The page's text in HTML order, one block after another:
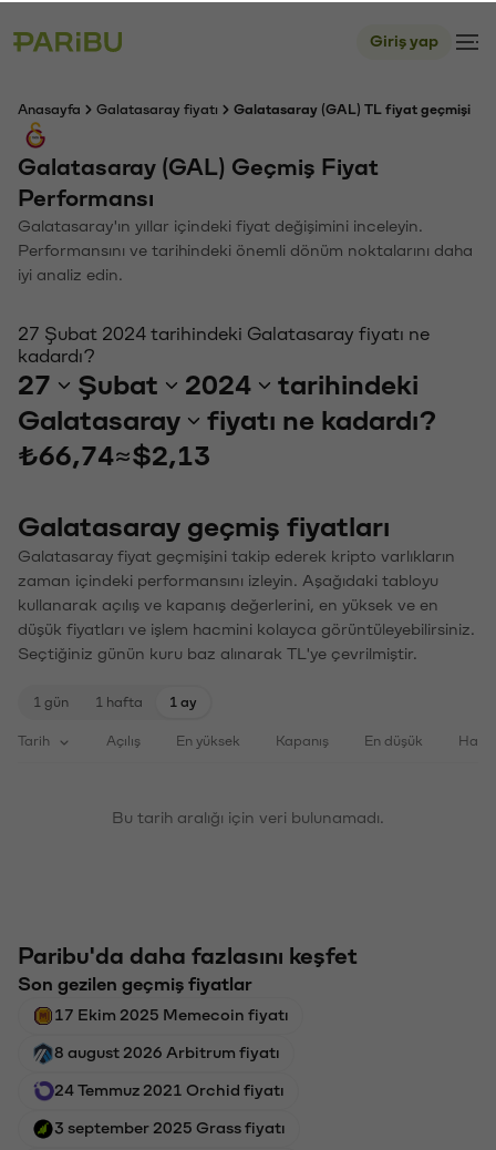
Giriş yap
Anasayfa Galatasaray fiyatı Galatasaray (GAL) TL fiyat geçmişi
Galatasaray (GAL) Geçmiş Fiyat
Performansı
Galatasaray'ın yıllar içindeki fiyat değişimini inceleyin.
Performansını ve tarihindeki önemli dönüm noktalarını daha
iyi analiz edin.
27 Şubat 2024 tarihindeki Galatasaray fiyatı ne
kadardı?
27 Şubat 2024
tarihindeki
Galatasaray
fiyatı ne kadardı?
₺66,74≈$2,13
Galatasaray geçmiş fiyatları
Galatasaray fiyat geçmişini takip ederek kripto varlıkların
zaman içindeki performansını izleyin. Aşağıdaki tabloyu
kullanarak açılış ve kapanış değerlerini, en yüksek ve en
düşük fiyatları ve işlem hacmini kolayca görüntüleyebilirsiniz.
Seçtiğiniz günün kuru baz alınarak TL'ye çevrilmiştir.
1 gün 1 hafta 1 ay
Tarih Açılış En yüksek Kapanış En düşük
Bu tarih aralığı için veri bulunamadı.
Paribu'da daha fazlasını keşfet
Son gezilen geçmiş fiyatlar
17 Ekim 2025 Memecoin fiyatı
8 august 2026 Arbitrum fiyatı
24 Temmuz 2021 Orchid fiyatı
3 september 2025 Grass fiyatı